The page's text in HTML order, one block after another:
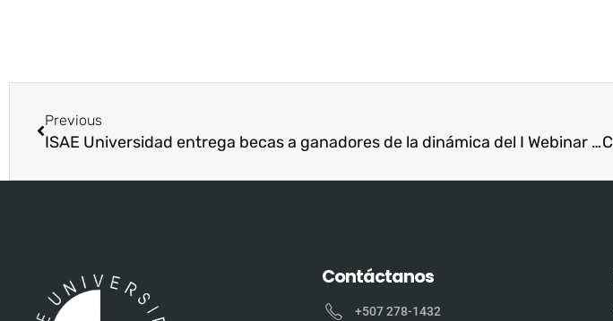
Previous
ISAE Universidad entrega becas a ganadores de la dinámica del I Webinar Edu ISAE
Contáctanos
+507 278-1432